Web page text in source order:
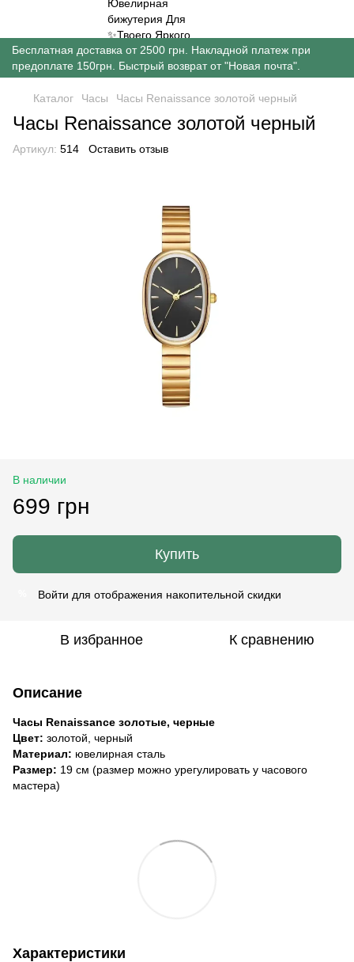
Бесплатная доставка от 2500 грн. Накладной платеж при
предоплате 150грн. Быстрый возврат от "Новая почта".
Каталог Часы Часы Renaissance золотой черный
Часы Renaissance золотой черный
Артикул: 514 Оставить отзыв
В наличии
699 грн
Купить
Войти для отображения накопительной скидки
В избранное К сравнению
Описание
Часы Renaissance золотые, черные
Цвет: золотой, черный
Материал: ювелирная сталь
Размер: 19 см (размер можно урегулировать у часового
мастера)
Характеристики